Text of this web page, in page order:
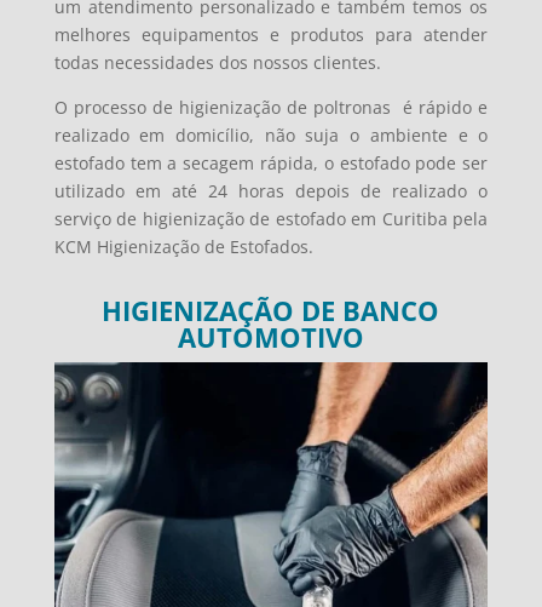
um atendimento personalizado e também temos os
melhores equipamentos e produtos para atender
todas necessidades dos nossos clientes.
O processo de higienização de poltronas é rápido e
realizado em domicílio, não suja o ambiente e o
estofado tem a secagem rápida, o estofado pode ser
utilizado em até 24 horas depois de realizado o
serviço de higienização de estofado em Curitiba pela
KCM Higienização de Estofados.
HIGIENIZAÇÃO DE BANCO
AUTOMOTIVO